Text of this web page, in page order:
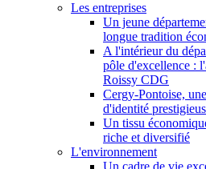
Les entreprises
Un jeune
longue tradition
A l'intérieur du
pôle d'excellence :
Roissy CDG
Cergy-Pontoise,
d'identité
Un tissu
riche et diversifié
L'environnement
Un cadre de vie